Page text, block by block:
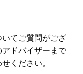
てご質問がござ
ドバイザーまで
ください。